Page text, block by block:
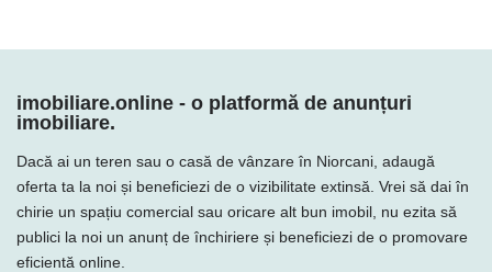
imobiliare.online - o platformă de anunțuri
imobiliare.
Dacă ai un teren sau o casă de vânzare în Niorcani, adaugă
oferta ta la noi și beneficiezi de o vizibilitate extinsă. Vrei să dai în
chirie un spațiu comercial sau oricare alt bun imobil, nu ezita să
publici la noi un anunț de închiriere și beneficiezi de o promovare
eficientă online.